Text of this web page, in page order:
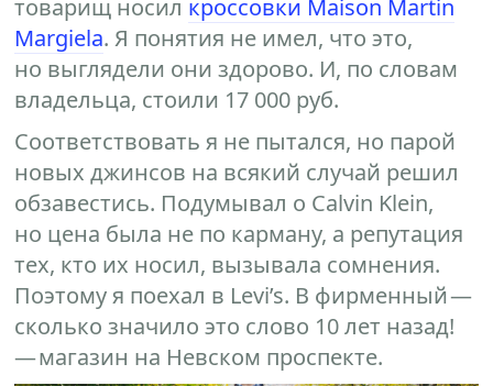
товарищ носил кроссовки Maison Martin
Margiela. Я понятия не имел, что это,
но выглядели они здорово. И, по словам
владельца, стоили 17 000 руб.
Соответствовать я не пытался, но парой
новых джинсов на всякий случай решил
обзавестись. Подумывал о Calvin Klein,
но цена была не по карману, а репутация
тех, кто их носил, вызывала сомнения.
Поэтому я поехал в Levi’s. В фирменный —
сколько значило это слово 10 лет назад!
— магазин на Невском проспекте.